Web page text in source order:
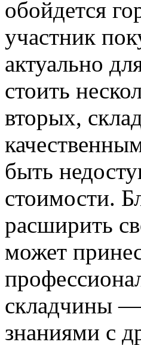
обойдется
участник
актуально
стоить
вторых,
быть
стоимости.
расширить
может
складчины
знаниями с